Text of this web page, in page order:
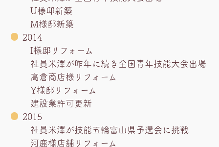
U様邸新築
M様邸新築
2014
I様邸リフォーム
社員米澤が昨年に続き全国青年技能大会出場
高倉商店様リフォーム
Y様邸リフォーム
建設業許可更新
2015
社員米澤が技能五輪富山県予選会に挑戦
河鹿様店舗リフォーム